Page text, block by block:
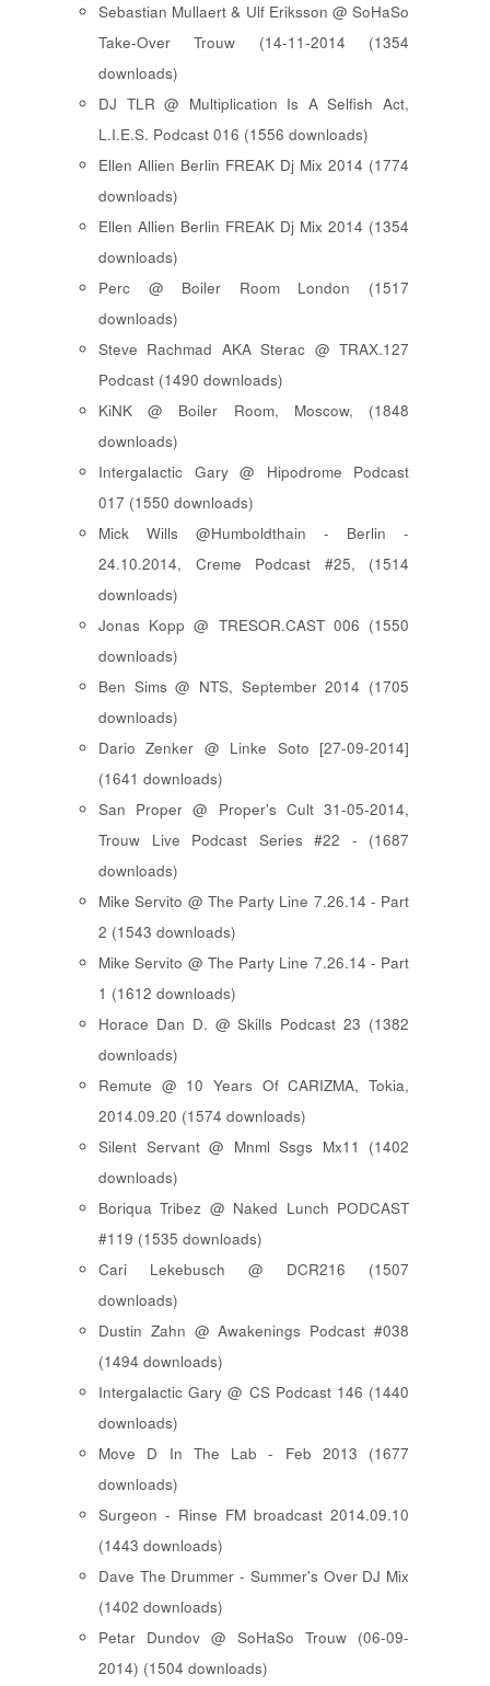
Sebastian Mullaert & Ulf Eriksson @ SoHaSo
Take-Over Trouw (14-11-2014 (1354
downloads)
DJ TLR @ Multiplication Is A Selfish Act,
L.I.E.S. Podcast 016 (1556 downloads)
Ellen Allien Berlin FREAK Dj Mix 2014 (1774
downloads)
Ellen Allien Berlin FREAK Dj Mix 2014 (1354
downloads)
Perc @ Boiler Room London (1517
downloads)
Steve Rachmad AKA Sterac @ TRAX.127
Podcast (1490 downloads)
KiNK @ Boiler Room, Moscow, (1848
downloads)
Intergalactic Gary @ Hipodrome Podcast
017 (1550 downloads)
Mick Wills @Humboldthain - Berlin -
24.10.2014, Creme Podcast #25, (1514
downloads)
Jonas Kopp @ TRESOR.CAST 006 (1550
downloads)
Ben Sims @ NTS, September 2014 (1705
downloads)
Dario Zenker @ Linke Soto [27-09-2014]
(1641 downloads)
San Proper @ Proper's Cult 31-05-2014,
Trouw Live Podcast Series #22 - (1687
downloads)
Mike Servito @ The Party Line 7.26.14 - Part
2 (1543 downloads)
Mike Servito @ The Party Line 7.26.14 - Part
1 (1612 downloads)
Horace Dan D. @ Skills Podcast 23 (1382
downloads)
Remute @ 10 Years Of CARIZMA, Tokia,
2014.09.20 (1574 downloads)
Silent Servant @ Mnml Ssgs Mx11 (1402
downloads)
Boriqua Tribez @ Naked Lunch PODCAST
#119 (1535 downloads)
Cari Lekebusch @ DCR216 (1507
downloads)
Dustin Zahn @ Awakenings Podcast #038
(1494 downloads)
Intergalactic Gary @ CS Podcast 146 (1440
downloads)
Move D In The Lab - Feb 2013 (1677
downloads)
Surgeon - Rinse FM broadcast 2014.09.10
(1443 downloads)
Dave The Drummer - Summer's Over DJ Mix
(1402 downloads)
Petar Dundov @ SoHaSo Trouw (06-09-
2014) (1504 downloads)